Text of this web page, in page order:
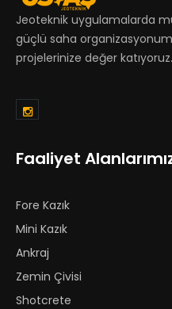
Jeoteknik uygulamalarda
güçlü saha
projelerinize değer katıyoruz.
Faaliyet
Fore Kazık
Mini Kazık
Ankraj
Zemin Çivisi
Shotcrete